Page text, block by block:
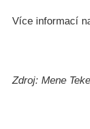
Více informací
Zdroj: Mene